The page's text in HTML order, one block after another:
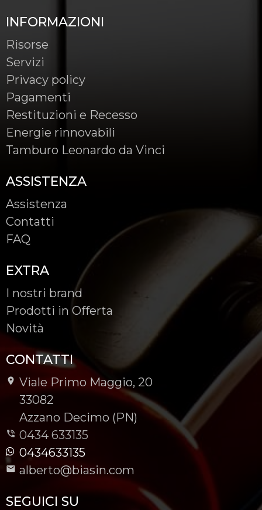
INFORMAZIONI
Risorse
Servizi
Privacy policy
Pagamenti
Restituzioni e Recesso
Energie rinnovabili
Tamburo Leonardo da Vinci
ASSISTENZA
Assistenza
Contatti
FAQ
EXTRA
I nostri brand
Prodotti in Offerta
Novità
CONTATTI
Viale Primo Maggio, 20
-
33082
-
Azzano Decimo (PN)
0434 633135
0434633135
alberto@biasin.com
SEGUICI SU